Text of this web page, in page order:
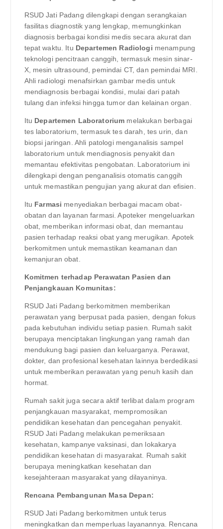
RSUD Jati Padang dilengkapi dengan serangkaian
fasilitas diagnostik yang lengkap, memungkinkan
diagnosis berbagai kondisi medis secara akurat dan
tepat waktu. Itu Departemen Radiologi menampung
teknologi pencitraan canggih, termasuk mesin sinar-
X, mesin ultrasound, pemindai CT, dan pemindai MRI.
Ahli radiologi menafsirkan gambar medis untuk
mendiagnosis berbagai kondisi, mulai dari patah
tulang dan infeksi hingga tumor dan kelainan organ.
Itu Departemen Laboratorium melakukan berbagai
tes laboratorium, termasuk tes darah, tes urin, dan
biopsi jaringan. Ahli patologi menganalisis sampel
laboratorium untuk mendiagnosis penyakit dan
memantau efektivitas pengobatan. Laboratorium ini
dilengkapi dengan penganalisis otomatis canggih
untuk memastikan pengujian yang akurat dan efisien.
Itu Farmasi menyediakan berbagai macam obat-
obatan dan layanan farmasi. Apoteker mengeluarkan
obat, memberikan informasi obat, dan memantau
pasien terhadap reaksi obat yang merugikan. Apotek
berkomitmen untuk memastikan keamanan dan
kemanjuran obat.
Komitmen terhadap Perawatan Pasien dan
Penjangkauan Komunitas:
RSUD Jati Padang berkomitmen memberikan
perawatan yang berpusat pada pasien, dengan fokus
pada kebutuhan individu setiap pasien. Rumah sakit
berupaya menciptakan lingkungan yang ramah dan
mendukung bagi pasien dan keluarganya. Perawat,
dokter, dan profesional kesehatan lainnya berdedikasi
untuk memberikan perawatan yang penuh kasih dan
hormat.
Rumah sakit juga secara aktif terlibat dalam program
penjangkauan masyarakat, mempromosikan
pendidikan kesehatan dan pencegahan penyakit.
RSUD Jati Padang melakukan pemeriksaan
kesehatan, kampanye vaksinasi, dan lokakarya
pendidikan kesehatan di masyarakat. Rumah sakit
berupaya meningkatkan kesehatan dan
kesejahteraan masyarakat yang dilayaninya.
Rencana Pembangunan Masa Depan:
RSUD Jati Padang berkomitmen untuk terus
meningkatkan dan memperluas layanannya. Rencana